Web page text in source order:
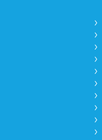
󿾡
󿾡
󿾡
󿾡
󿾡
󿾡
󿾡
󿾡
󿾡
󿾡